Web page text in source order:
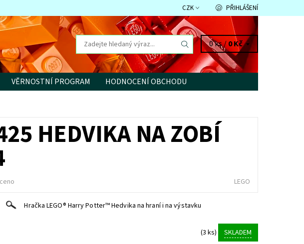
CZK PŘIHLÁŠENÍ
0 ks /0 Kč
VĚRNOSTNÍ PROGRAM
HODNOCENÍ OBCHODU
HEDVIKA NA ZOBÍ
LEGO
Hračka LEGO® Harry Potter™ Hedvika na hraní i na výstavku
(3 ks)
SKLADEM